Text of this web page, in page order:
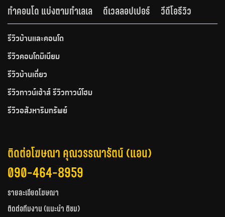
ทำคอนโด แบ่งตามทำเลเล
ดีเวลลอปเปอร์ วีดีโอรีวิว
รีวิวบ้านและคอนโด
รีวิวคอนโดมิเนียม
รีวิวบ้านเดี่ยว
รีวิวทาวน์เฮ้าส์ รีวิวทาวน์โฮม
รีวิวอสังหาริมทรัพย์
ติดต่อโฆษณา คุณวรรณารัตน์ (แอน)
090-464-8959
รายละเอียดโฆษณา
ติดต่อทีมงาน (แนะนำ ติชม)